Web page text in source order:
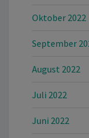
Oktober 2022
September
August 2022
Juli 2022
Juni 2022